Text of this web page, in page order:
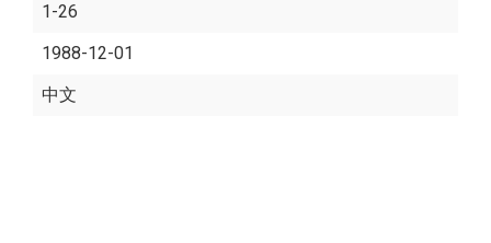
1-26
1988-12-01
中文